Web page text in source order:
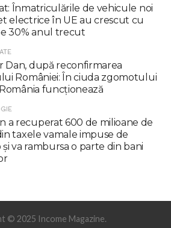
Înmatriculările de vehicule noi
electrice în UE au crescut cu
30% anul trecut
Dan, după reconfirmarea
României: În ciuda zgomotului
funcţionează
a recuperat 600 de milioane de
taxele vamale impuse de
va rambursa o parte din bani
© 2025 Income Magazine.